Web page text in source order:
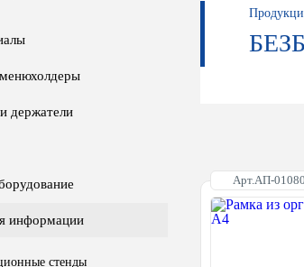
держатели
информации
стенды
Арт.АП-